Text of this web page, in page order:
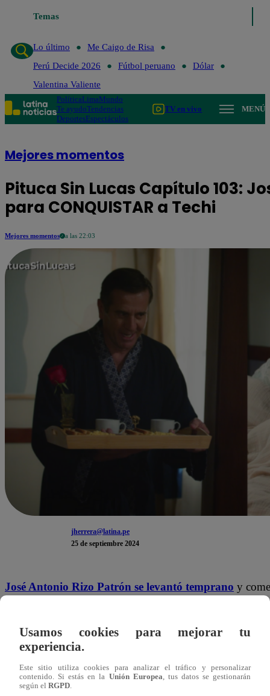
Temas
Lo último
Me Caigo de Risa
Perú Decide 2026
Fútbol peruano
Dólar
Valentina Valiente
PolíticaLimaMundo
Te ayudoTendencias
DeportesEspectáculos
TV en vivo MENÚ
Mejores momentos
Pituca Sin Lucas Capítulo 103:
para CONQUISTAR a Techi
Mejores momentos a las 22:03
jherrera@latina.pe
25 de septiembre 2024
José Antonio Rizo Patrón se levantó temprano y
Desde Picky hasta Sandrita. Luego de que se asegurara
“Buenos días su señoría mata tiru, tiru la…
rosa para otra rosa”,expresó cuando entró a la
mostró ni una sola expresión.
Usamos cookies para mejorar tu
experiencia.
Este sitio utiliza cookies para analizar el tráfico y personalizar
contenido. Si estás en la Unión Europea, tus datos se gestionarán
según el RGPD.